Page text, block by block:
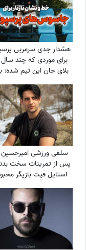
هشدار جدی سرمربی
برای موردی که چند
بلای جان این تیم شده:
برخورد جدی
سلفی ورزشی امیرحسین
پس از تمرینات سخت
استایل فیت بازیگر
باشگاه